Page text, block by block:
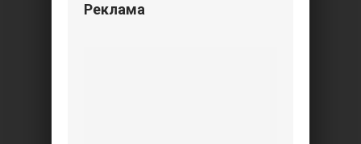
Реклама